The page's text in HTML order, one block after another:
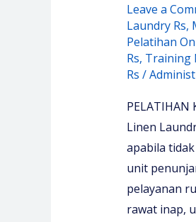
Leave a
Laundry Rs,
Pelatihan
Rs, Training
Rs /
PELATIHAN
Linen
apabila
unit
pelayanan
rawat inap,